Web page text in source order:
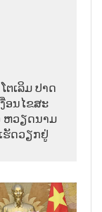
ຕ​ເລິມ ປາດ​
ອນ​ໄຂ​ສະ​
ຫວຽດ​ນາມ
ຮັດ​ວຽກ​ຢູ່​